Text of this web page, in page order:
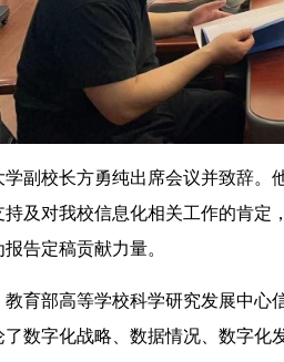
校长方勇纯出席会议并致辞。
持及对我校信息化相关工作的肯定
告定稿贡献力量。
部高等学校科学研究发展中心
了数字化战略、数据情况、数字化